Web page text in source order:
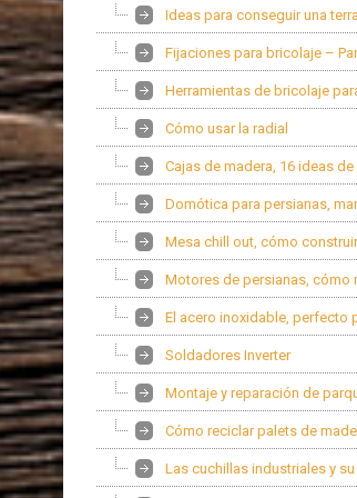
Ideas para conseguir una
Fijaciones para bricolaje –
Herramientas de bricolaje
Cómo usar la radial
Cajas de madera, 16 ideas
Domótica para persianas,
Mesa chill out, cómo
Motores de persianas, cómo
El acero inoxidable, perfecto
Soldadores Inverter
Montaje y reparación de
Cómo reciclar palets de
Las cuchillas industriales y